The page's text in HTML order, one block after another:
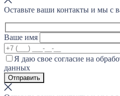
Оставьте ваши контакты и мы с
Ваше имя
Я даю свое согласие на
данных